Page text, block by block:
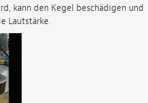
kann den Kegel beschädigen und
Lautstärke.